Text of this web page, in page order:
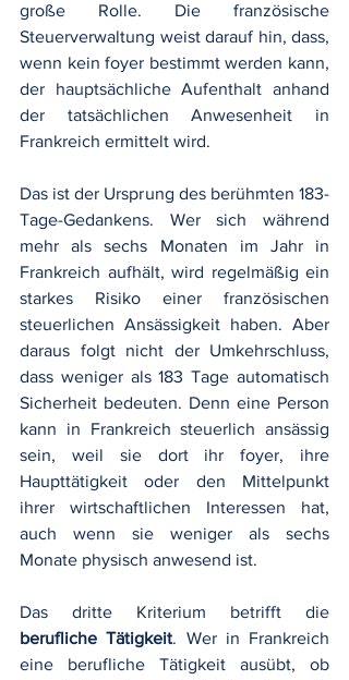
große Rolle. Die französische
Steuerverwaltung weist darauf hin, dass,
wenn kein foyer bestimmt werden kann,
der hauptsächliche Aufenthalt anhand
der tatsächlichen Anwesenheit in
Frankreich ermittelt wird.
Das ist der Ursprung des berühmten 183-
Tage-Gedankens. Wer sich während
mehr als sechs Monaten im Jahr in
Frankreich aufhält, wird regelmäßig ein
starkes Risiko einer französischen
steuerlichen Ansässigkeit haben. Aber
daraus folgt nicht der Umkehrschluss,
dass weniger als 183 Tage automatisch
Sicherheit bedeuten. Denn eine Person
kann in Frankreich steuerlich ansässig
sein, weil sie dort ihr foyer, ihre
Haupttätigkeit oder den Mittelpunkt
ihrer wirtschaftlichen Interessen hat,
auch wenn sie weniger als sechs
Monate physisch anwesend ist.
berufliche Tätigkeit. Wer in Frankreich
eine berufliche Tätigkeit ausübt, ob